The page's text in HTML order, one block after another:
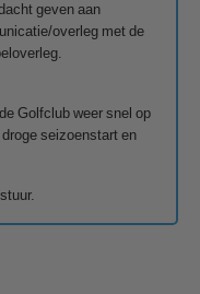
geven aan
overleg met de
Golfclub weer snel op
seizoenstart en